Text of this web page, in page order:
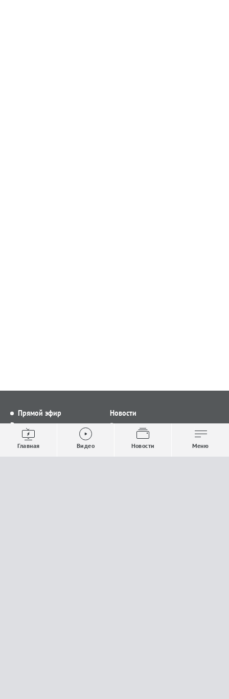
Прямой эфир
Видео
Выпуски новостей
Проекты
Новости
Все новости
Общество
Строительство и ЖКХ
Главная Видео Новости Меню